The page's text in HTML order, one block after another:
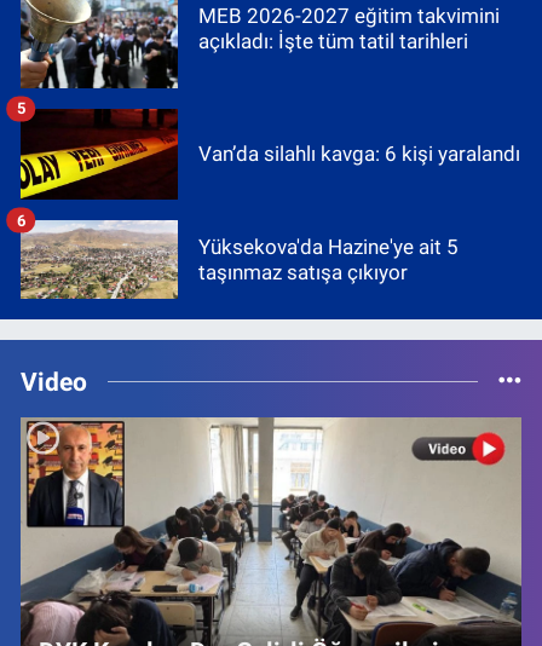
MEB 2026-2027 eğitim takvimini
açıkladı: İşte tüm tatil tarihleri
Van’da silahlı kavga: 6 kişi yaralandı
5
Yüksekova'da Hazine'ye ait 5
taşınmaz satışa çıkıyor
6
Video